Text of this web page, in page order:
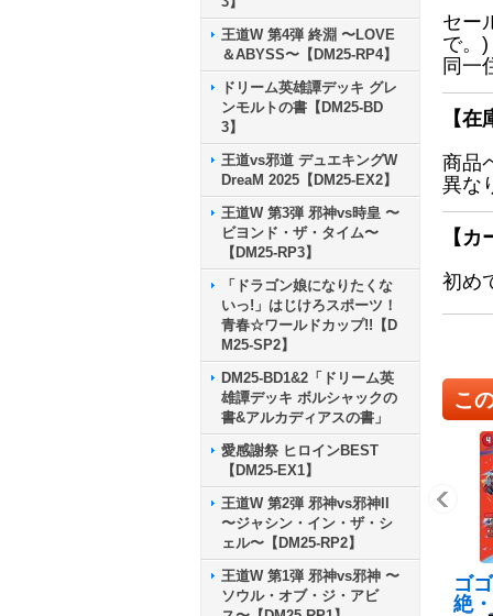
王道W 第4弾 終淵 〜LOVE
＆ABYSS〜【DM25-RP4】
ドリーム英雄譚デッキ グレ
ンモルトの書【DM25-BD
3】
王道vs邪道 デュエキングW
DreaM 2025【DM25-EX2】
王道W 第3弾 邪神vs時皇 〜
ビヨンド・ザ・タイム〜
【DM25-RP3】
「ドラゴン娘になりたくな
いっ!」はじけろスポーツ！
青春☆ワールドカップ!!【D
M25-SP2】
DM25-BD1&2「ドリーム英
雄譚デッキ ボルシャックの
書&アルカディアスの書」
愛感謝祭 ヒロインBEST
【DM25-EX1】
王道W 第2弾 邪神vs邪神II
〜ジャシン・イン・ザ・シ
ェル〜【DM25-RP2】
王道W 第1弾 邪神vs邪神 〜
ソウル・オブ・ジ・アビ
セー
で。)
同一
【
商品
異な
【
初め
こ
ゴ
絶